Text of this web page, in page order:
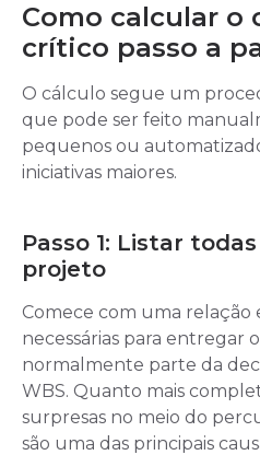
Como calcular o
crítico passo a
O cálculo segue um
que pode ser feito
pequenos ou
iniciativas maiores.
Passo 1: Listar
projeto
Comece com uma relação
necessárias para entregar
normalmente parte da
WBS. Quanto mais
surpresas no meio do
são uma das principais